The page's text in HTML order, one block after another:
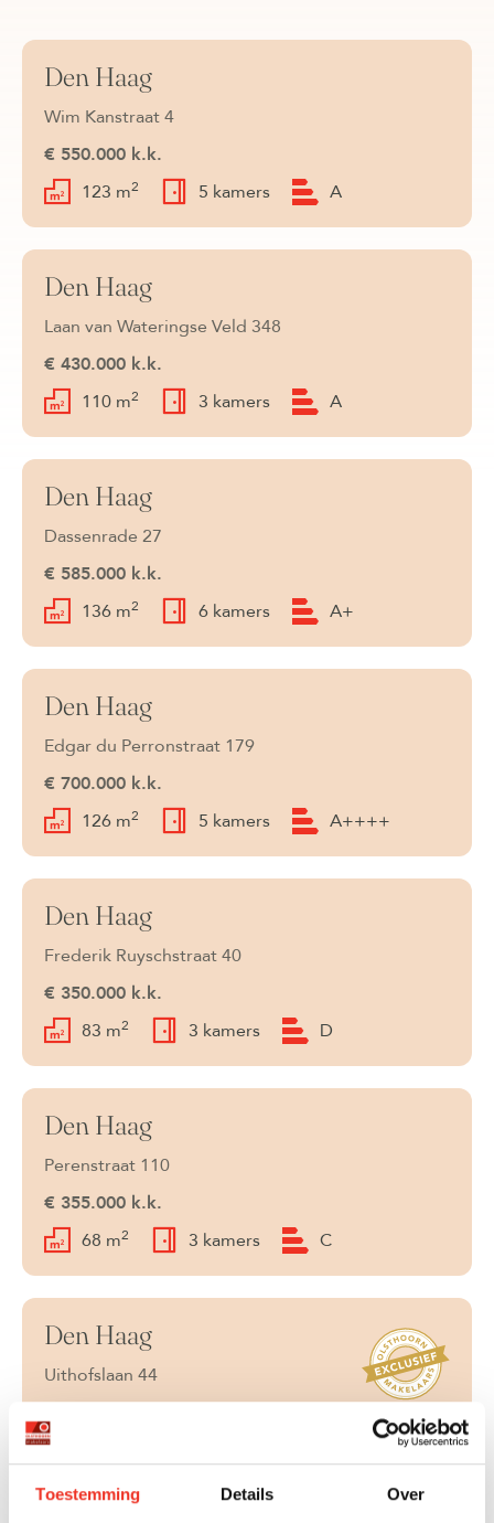
Toestemming Details Over
Verkocht
Den Haag
Wim Kanstraat 4
€ 550.000 k.k.
123 m2 5 kamers A
Verkocht
Den Haag
Laan van Wateringse Veld 348
€ 430.000 k.k.
110 m2 3 kamers A
Verkocht
Den Haag
Dassenrade 27
€ 585.000 k.k.
136 m2 6 kamers A+
Verkocht
Den Haag
Edgar du Perronstraat 179
€ 700.000 k.k.
126 m2 5 kamers A++++
Verkocht
Den Haag
Frederik Ruyschstraat 40
€ 350.000 k.k.
83 m2 3 kamers D
Verkocht
Den Haag
Perenstraat 110
€ 355.000 k.k.
68 m2 3 kamers C
Verkocht
Den Haag
Uithofslaan 44